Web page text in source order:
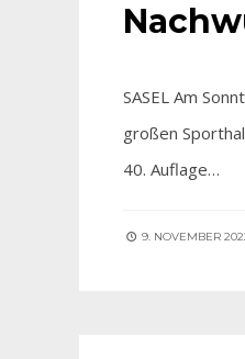
SASEL Am
großen
40. Auflage…
9. NOVEMBER